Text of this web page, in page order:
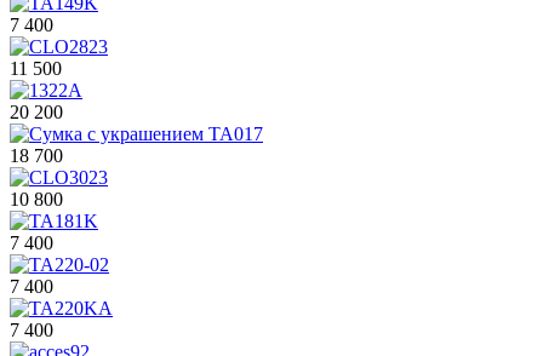
7 400
11 500
20 200
18 700
10 800
7 400
7 400
7 400